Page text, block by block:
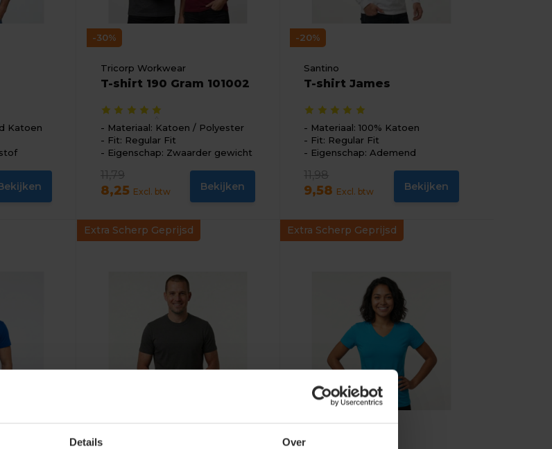
Details Over
Katoen
-30%
Tricorp Workwear
T-shirt 190 Gram 101002
Materiaal: Katoen / Polyester
Fit: Regular Fit
Eigenschap: Zwaarder gewicht
11,79
8,25 Excl. btw Bekijken
-20%
Santino
T-shirt James
Materiaal: 100% Katoen
Fit: Regular Fit
Eigenschap: Ademend
11,98
9,58 Excl. btw Bekijken
-30%
Extra Scherp Geprijsd
-20%
Extra Scherp Geprijsd